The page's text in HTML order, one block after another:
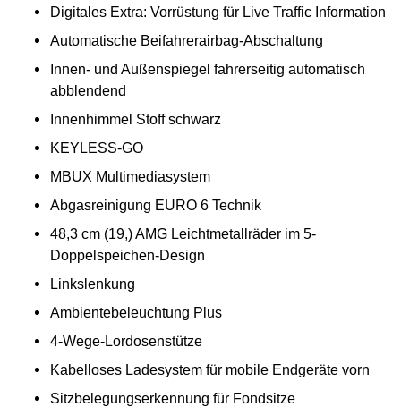
Digitales Extra: Vorrüstung für Live Traffic Information
Automatische Beifahrerairbag-Abschaltung
Innen- und Außenspiegel fahrerseitig automatisch
abblendend
Innenhimmel Stoff schwarz
KEYLESS-GO
MBUX Multimediasystem
Abgasreinigung EURO 6 Technik
48,3 cm (19,) AMG Leichtmetallräder im 5-
Doppelspeichen-Design
Linkslenkung
Ambientebeleuchtung Plus
4-Wege-Lordosenstütze
Kabelloses Ladesystem für mobile Endgeräte vorn
Sitzbelegungserkennung für Fondsitze